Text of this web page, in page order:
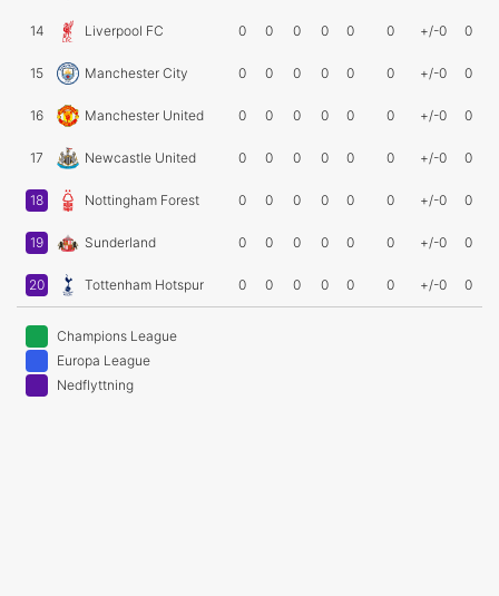
14 Liverpool FC 0 0 0 0 0 0 +/-0 0
15 Manchester City 0 0 0 0 0 0 +/-0 0
16 Manchester United 0 0 0 0 0 0 +/-0 0
17 Newcastle United 0 0 0 0 0 0 +/-0 0
18 Nottingham Forest 0 0 0 0 0 0 +/-0 0
19 Sunderland 0 0 0 0 0 0 +/-0 0
20 Tottenham Hotspur 0 0 0 0 0 0 +/-0 0
Champions League
Europa League
Nedflyttning